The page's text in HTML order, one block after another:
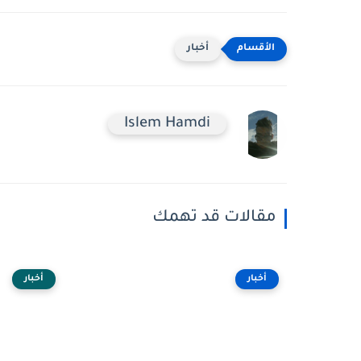
أخبار
Islem Hamdi
مقالات قد تهمك
أخبار أخبار